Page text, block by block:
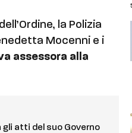
la Polizia
Mocenni e i
assessora alla
atti del suo Governo